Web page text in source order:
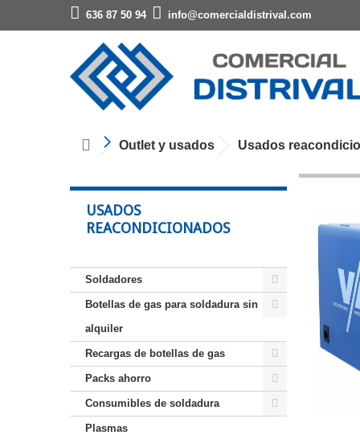
636 87 50 94 info@comercialdistrival.com
Outlet y usados Usados
USADOS
REACONDICIONADOS
Soldadores
Botellas de gas para soldadura sin
alquiler
Recargas de botellas de gas
Packs ahorro
Consumibles de soldadura
Plasmas